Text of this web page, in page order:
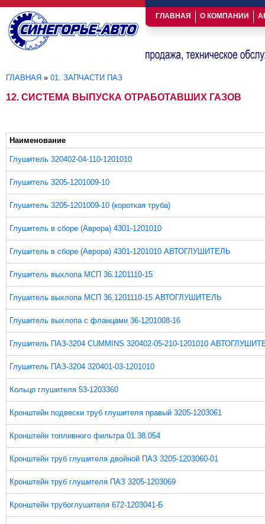
ГЛАВНАЯ О КОМПАНИИ
ГЛАВНАЯ » 01. ЗАПЧАСТИ ПАЗ
12. СИСТЕМА ВЫПУСКА ОТРАБОТАВШИХ ГАЗОВ
Наименование
Глушитель 320402-04-110-1201010
Глушитель 3205-1201009-10
Глушитель 3205-1201009-10 (короткая труба)
Глушитель в сборе (Аврора) 4301-1201010
Глушитель в сборе (Аврора) 4301-1201010 АВТОГЛУШИТЕЛЬ
Глушитель выхлопа МСП 36.1201110-15
Глушитель выхлопа МСП 36.1201110-15 АВТОГЛУШИТЕЛЬ
Глушитель выхлопа с фланцами 36-1201008-16
Глушитель ПАЗ-3204 CUMMINS 320402-05-210-1201010
Глушитель ПАЗ-3204 320401-03-1201010
Кольцо глушителя 53-1203360
Кронштейн подвески труб глушителя правый 3205-1203061
Кронштейн топливного фильтра 01.38.054
Кронштейн труб глушителя двойной ПАЗ 3205-1203060-01
Кронштейн труб глушителя ПАЗ 3205-1203069
Кронштейн трубоглушителя 672-1203041-Б